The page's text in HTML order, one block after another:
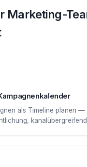
Marketing-
als Timeline planen